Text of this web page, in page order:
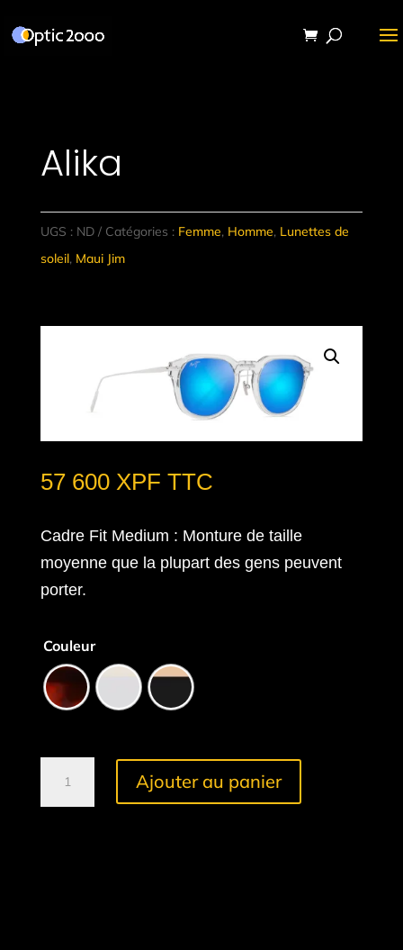
Alika
UGS : ND Catégories : Femme, Homme, Lunettes de
soleil, Maui Jim
57 600 XPF TTC
Cadre Fit Medium : Monture de taille
moyenne que la plupart des gens peuvent
porter.
Couleur
Ajouter au panier